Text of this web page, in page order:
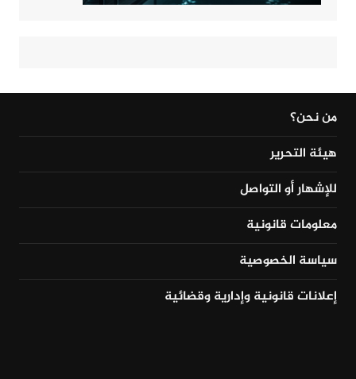
من نحن؟
هيئة التحرير
للإشهار أو التواصل
معلومات قانونية
سياسة الخصوصية
إعلانات قانونية وإدارية وقضائية